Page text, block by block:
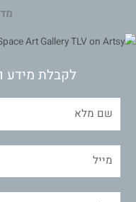
לקבלת מידע